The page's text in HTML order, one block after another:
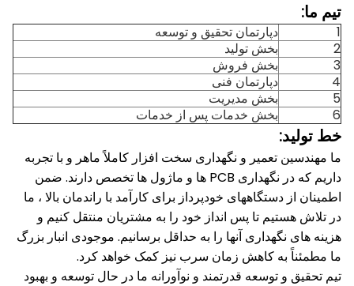
تیم ما:
1
دپارتمان تحقیق و توسعه
2
بخش تولید
3
بخش فروش
4
دپارتمان فنی
5
بخش مدیریت
6
بخش خدمات پس از خدمات
خط تولید:
ما مهندسین تعمیر و نگهداری سخت افزار کاملاً ماهر و با تجربه
داریم که در نگهداری PCB ها و ماژول ها تخصص دارند.
ضمن
اطمینان از دستگاههای خودپرداز برای کارآمد با راندمان بالا ، ما
در تلاش هستیم تا پس انداز خود را به مشتریان منتقل کنیم و
هزینه های نگهداری آنها را به حداقل برسانیم. موجودی انبار بزرگ
ما مطمئناً به کاهش زمان سرب نیز کمک خواهد کرد.
تیم تحقیق و توسعه قدرتمند و نوآورانه ما در حال توسعه و بهبود